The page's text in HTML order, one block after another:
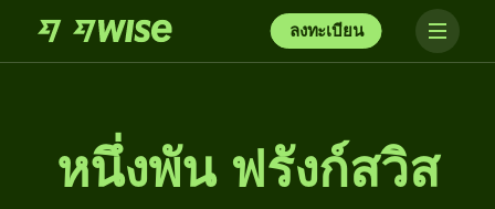
ลงทะเบียน
หนึ่ง​พัน ฟรังก์สวิส